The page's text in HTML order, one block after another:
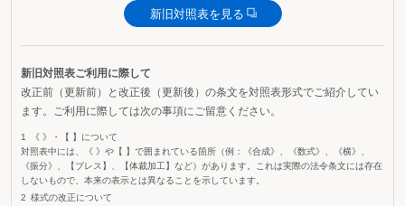
新旧対照表を見る
新旧対照表ご利用に際して
改正前（更新前）と改正後（更新後）の条文を対照表形式でご紹介してい
ます。ご利用に際しては次の事項にご留意ください。
《 》・【 】について
対照表中には、《 》や【 】で囲まれている箇所（例：《合成》、《数式》、《横》、
《振分》、【ブレス】、【体裁加工】など）があります。これは実際の法令条文には存在
しないもので、本来の表示とは異なることを示しています。
様式の改正について